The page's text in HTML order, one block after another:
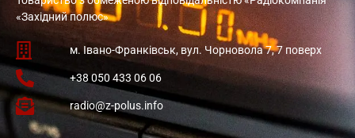
«Західний полюс»
м. Івано-Франківськ, вул. Чорновола 7, 7 поверх
+38 050 433 06 06
radio@z-polus.info